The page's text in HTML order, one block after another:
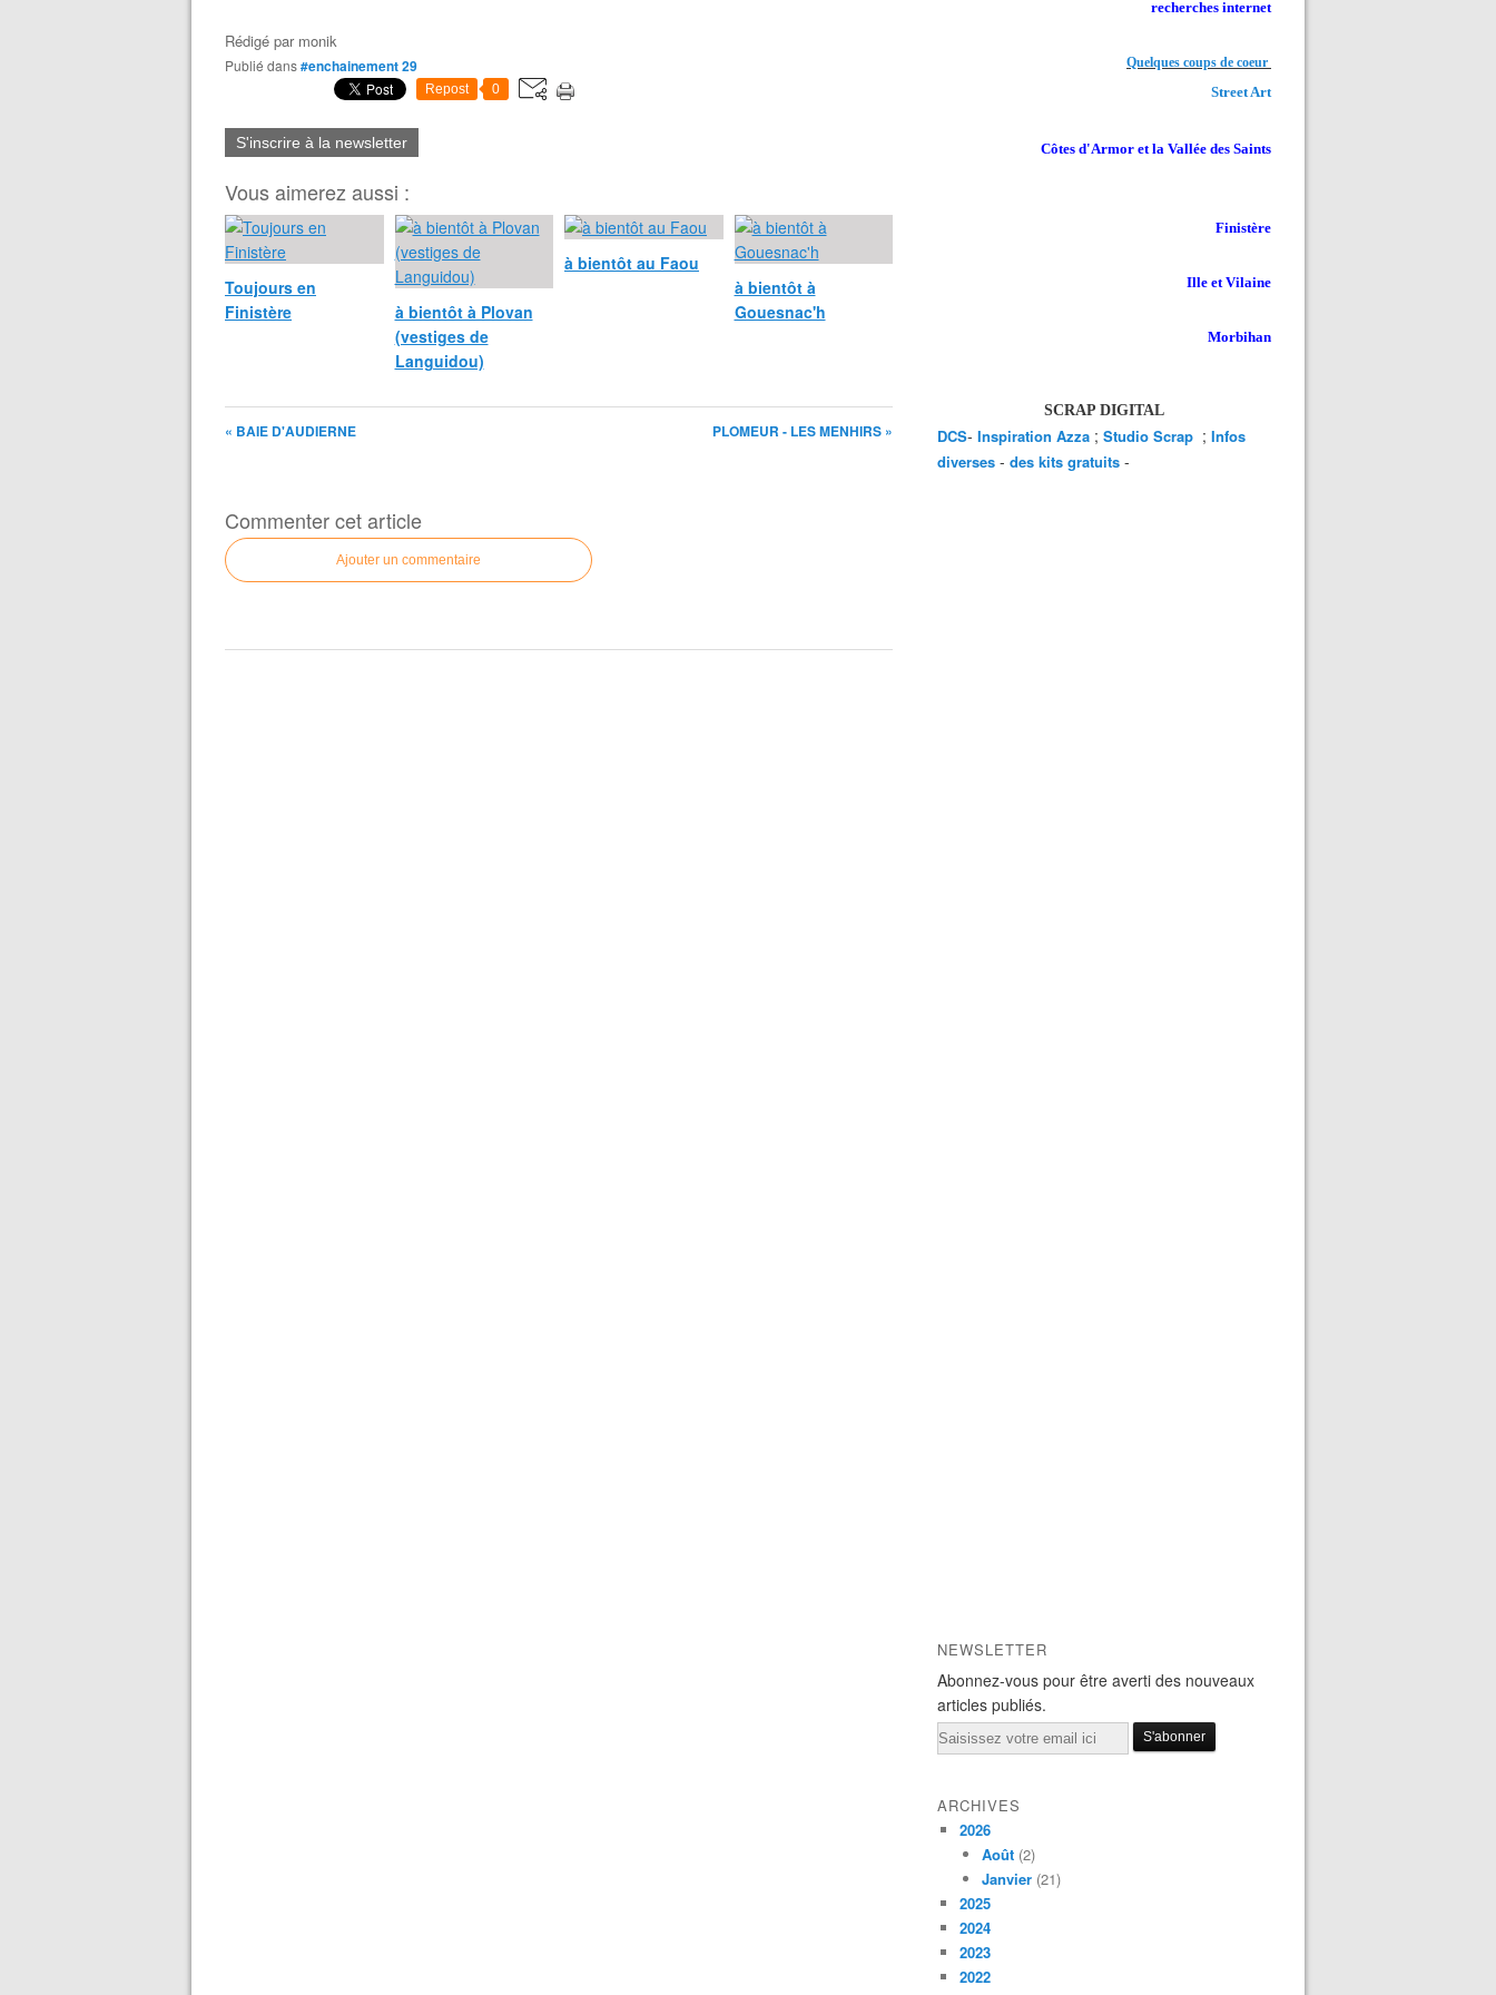
Rédigé par monik
Publié dans#enchainement 29
Repost 0
S'inscrire à la newsletter
Vous aimerez aussi :
Toujours en
Finistère
à bientôt à Plovan
(vestiges de
Languidou)
à bientôt au Faou
à bientôt à
Gouesnac'h
« BAIE D'AUDIERNE PLOMEUR - LES MENHIRS »
Commenter cet article
Ajouter un commentaire
recherches internet
Quelques coups de coeur
Street Art
Côtes d'Armor et la Vallée des Saints
Finistère
Ille et Vilaine
Morbihan
SCRAP DIGITAL
DCS- Inspiration Azza ; Studio Scrap ; Infos
diverses - des kits gratuits -
NEWSLETTER
Abonnez-vous pour être averti des nouveaux
articles publiés.
Email
ARCHIVES
2026
Août (2)
Janvier (21)
2025
2024
2023
2022